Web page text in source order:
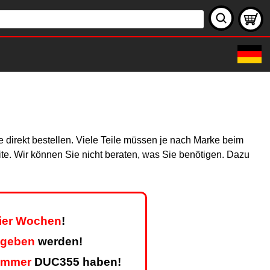
bestellen. Viele Teile müssen je nach Marke beim
Wir können Sie nicht beraten, was Sie benötigen. Dazu
Wochen!
werden!
DUC355 haben!